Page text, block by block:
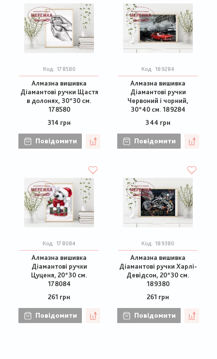
Код: 178580
Алмазна вишивка
Діамантові ручки Щастя
в долонях, 30*30 см.
178580
314 грн
Повідомити
Код: 189284
Алмазна вишивка
Діамантові ручки
Червоний і чорний,
30*40 см. 189284
344 грн
Повідомити
Код: 178084
Алмазна вишивка
Діамантові ручки
Цуценя, 20*30 см.
178084
261 грн
Повідомити
Код: 189380
Алмазна вишивка
Діамантові ручки Харлі-
Девідсон, 20*30 см.
189380
261 грн
Повідомити